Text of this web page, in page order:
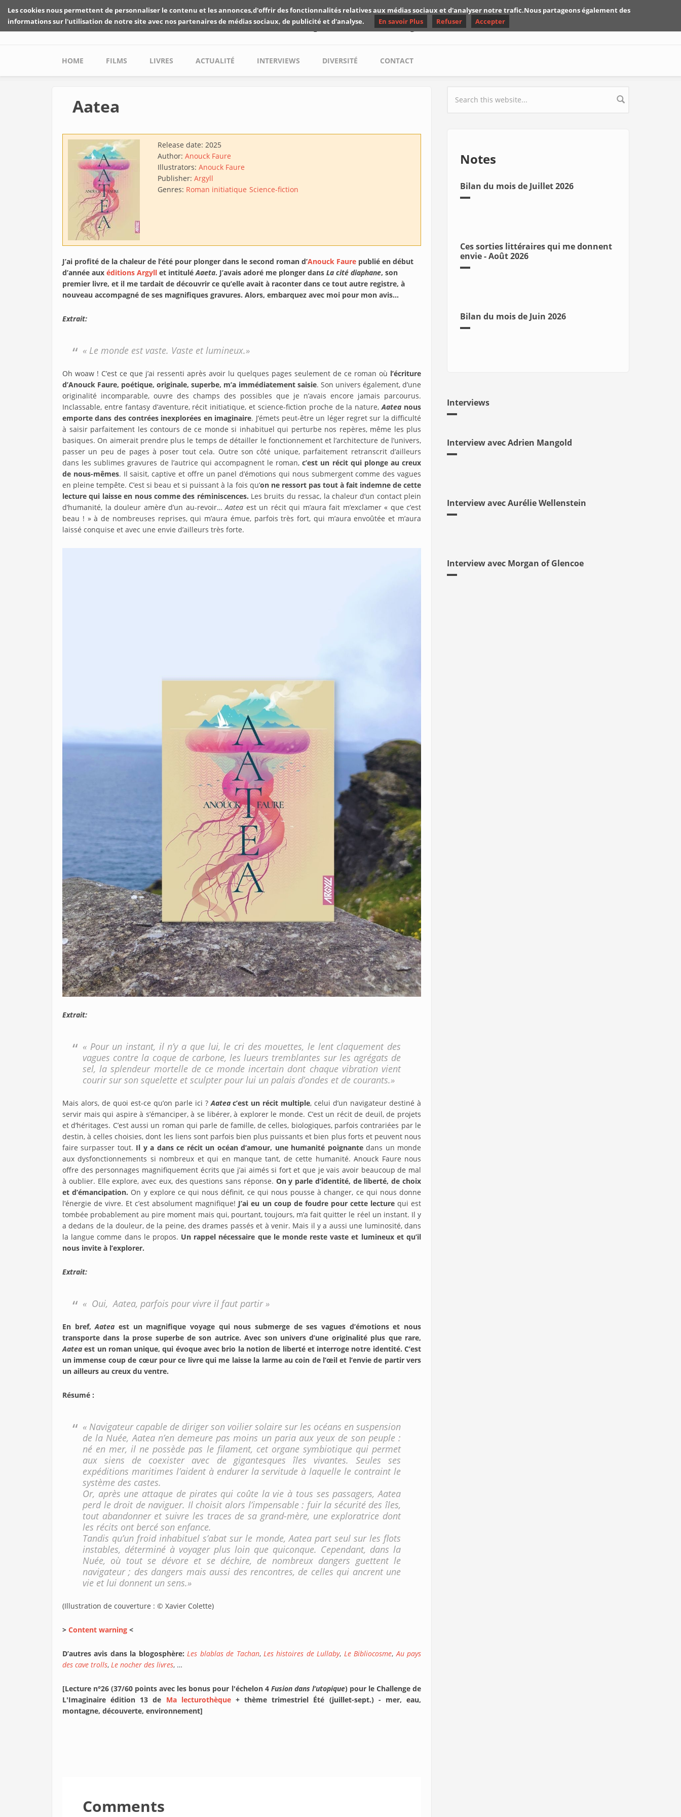
Skip to main content
Les critiques de Yuyine
Main menu
HOME FILMS LIVRES ACTUALITÉ INTERVIEWS DIVERSITÉ CONTACT
Aatea
Release date: 2025
Author: Anouck Faure
Illustrators: Anouck Faure
Publisher: Argyll
Genres: Roman initiatique Science-fiction
J’ai profité de la chaleur de l’été pour plonger dans le second roman d’Anouck Faure publié en début
d’année aux éditions Argyll et intituléAaeta. J’avais adoré me plonger dans La cité diaphane, son
premier livre, et il me tardait de découvrir ce qu’elle avait à raconter dans ce tout autre registre, à
nouveau accompagné de ses magnifiques gravures. Alors, embarquez avec moi pour mon avis…
Extrait:
« Le monde est vaste. Vaste et lumineux.»
Oh woaw ! C’est ce que j’ai ressenti après avoir lu quelques pages seulement de ce roman où l’écriture
d’Anouck Faure, poétique, originale, superbe, m’a immédiatement saisie. Son univers également, d’une
originalité incomparable, ouvre des champs des possibles que je n’avais encore jamais parcourus.
Inclassable, entre fantasy d’aventure, récit initiatique, et science-fiction proche de la nature,Aatea nous
emporte dans des contrées inexplorées en imaginaire. J’émets peut-être un léger regret sur la difficulté
à saisir parfaitement les contours de ce monde si inhabituel qui perturbe nos repères, même les plus
basiques. On aimerait prendre plus le temps de détailler le fonctionnement et l’architecture de l’univers,
passer un peu de pages à poser tout cela. Outre son côté unique, parfaitement retranscrit d’ailleurs
dans les sublimes gravures de l’autrice qui accompagnent le roman,c’est un récit qui plonge au creux
de nous-mêmes. Il saisit, captive et offre un panel d’émotions qui nous submergent comme des vagues
en pleine tempête. C’est si beau et si puissant à la fois qu’on ne ressort pas tout à fait indemne de cette
lecture qui laisse en nous comme des réminiscences. Les bruits du ressac, la chaleur d’un contact plein
d’humanité, la douleur amère d’un au-revoir…Aatea est un récit qui m’aura fait m’exclamer « que c’est
beau ! » à de nombreuses reprises, qui m’aura émue, parfois très fort, qui m’aura envoûtée et m’aura
laissé conquise et avec une envie d’ailleurs très forte.
Extrait:
« Pour un instant, il n’y a que lui, le cri des mouettes, le lent claquement des
vagues contre la coque de carbone, les lueurs tremblantes sur les agrégats de
sel, la splendeur mortelle de ce monde incertain dont chaque vibration vient
courir sur son squelette et sculpter pour lui un palais d’ondes et de courants.»
Mais alors, de quoi est-ce qu’on parle ici ?Aateac’est un récit multiple, celui d’un navigateur destiné à
servir mais qui aspire à s’émanciper, à se libérer, à explorer le monde. C’est un récit de deuil, de projets
et d’héritages. C’est aussi un roman qui parle de famille, de celles, biologiques, parfois contrariées par le
destin, à celles choisies, dont les liens sont parfois bien plus puissants et bien plus forts et peuvent nous
faire surpasser tout. Il y a dans ce récit un océan d’amour, une humanité poignantedans un monde
aux dysfonctionnements si nombreux et qui en manque tant, de cette humanité. Anouck Faure nous
offre des personnages magnifiquement écrits que j’ai aimés si fort et que je vais avoir beaucoup de mal
à oublier. Elle explore, avec eux, des questions sans réponse. On y parle d’identité, de liberté, de choix
et d’émancipation. On y explore ce qui nous définit, ce qui nous pousse à changer, ce qui nous donne
l’énergie de vivre. Et c’est absolument magnifique! J’ai eu un coup de foudre pour cette lecturequi est
tombée probablement au pire moment mais qui, pourtant, toujours, m’a fait quitter le réel un instant. Il y
a dedans de la douleur, de la peine, des drames passés et à venir. Mais il y a aussi une luminosité, dans
la langue comme dans le propos. Un rappel nécessaire que le monde reste vaste et lumineux et qu’il
nous invite à l’explorer.
Extrait:
« Oui, Aatea, parfois pour vivre il faut partir »
En bref,Aatea est un magnifique voyage qui nous submerge de ses vagues d’émotions et nous
transporte dans la prose superbe de son autrice. Avec son univers d’une originalité plus que rare,
Aatea est un roman unique, qui évoque avec brio la notion de liberté et interroge notre identité. C’est
un immense coup de cœur pour ce livre qui me laisse la larme au coin de l’œil et l’envie de partir vers
un ailleurs au creux du ventre.
Résumé :
« Navigateur capable de diriger son voilier solaire sur les océans en suspension
de la Nuée, Aatea n’en demeure pas moins un paria aux yeux de son peuple :
né en mer, il ne possède pas le filament, cet organe symbiotique qui permet
aux siens de coexister avec de gigantesques îles vivantes. Seules ses
expéditions maritimes l’aident à endurer la servitude à laquelle le contraint le
système des castes.
Or, après une attaque de pirates qui coûte la vie à tous ses passagers, Aatea
perd le droit de naviguer. Il choisit alors l’impensable : fuir la sécurité des îles,
tout abandonner et suivre les traces de sa grand-mère, une exploratrice dont
les récits ont bercé son enfance.
Tandis qu’un froid inhabituel s’abat sur le monde, Aatea part seul sur les flots
instables, déterminé à voyager plus loin que quiconque. Cependant, dans la
Nuée, où tout se dévore et se déchire, de nombreux dangers guettent le
navigateur ; des dangers mais aussi des rencontres, de celles qui ancrent une
vie et lui donnent un sens.»
(Illustration de couverture : © Xavier Colette)
> Content warning <
D’autres avis dans la blogosphère: Les blablas de Tachan, Les histoires de Lullaby, Le Bibliocosme,Au pays
des cave trolls, Le nocher des livres, …
[Lecture n°26 (37/60 points avec les bonus pour l'échelon 4 Fusion dans l’utopique) pour le Challenge de
L'Imaginaire édition 13 de Ma lecturothèque+ thème trimestriel Été (juillet-sept.) - mer, eau,
montagne, découverte, environnement]
Comments
Search form
Notes
Bilan du mois de Juillet 2026
Ces sorties littéraires qui me donnent
envie - Août 2026
Bilan du mois de Juin 2026
Interviews
Interview avec Adrien Mangold
Interview avec Aurélie Wellenstein
Interview avec Morgan of Glencoe
Les cookies nous permettent de personnaliser le contenu et les annonces,d'offrir des fonctionnalités relatives aux médias sociaux et d'analyser notre trafic.Nous partageons également des
informations sur l'utilisation de notre site avec nos partenaires de médias sociaux, de publicité et d'analyse.
En savoir Plus Refuser Accepter